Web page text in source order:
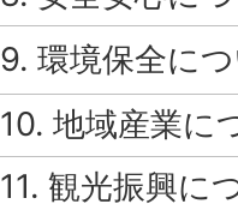
9. 環境保全に
10. 地域産業に
11. 観光振興に